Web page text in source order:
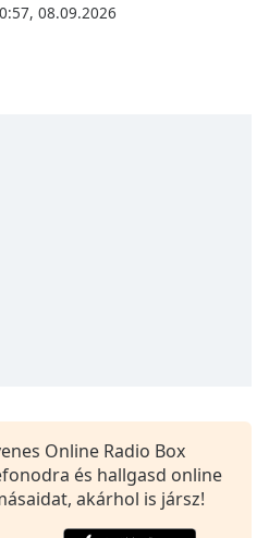
, 08.09.2026
Online Radio Box
és hallgasd online
akárhol is jársz!